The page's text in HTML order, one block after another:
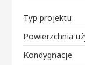
Typ projektu
Powierzchnia
Kondygnacje